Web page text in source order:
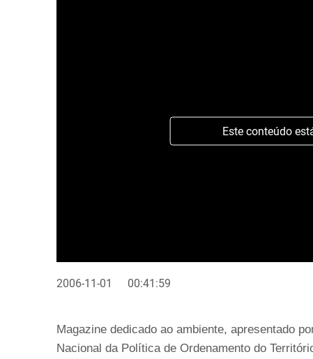
Este conteúdo
2006-11-01 00:41:59
Magazine dedicado ao ambiente, apresentado
Nacional da Política de Ordenamento do